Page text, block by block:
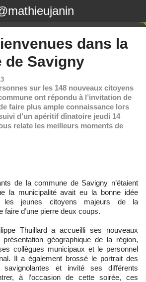
dans la
de Savigny
sur les 148 nouveaux citoyens
ont répondu à l’invitation de
faire plus ample connaissance lors
d’un apéritif dînatoire jeudi 14
relate les meilleurs moments de
la municipalité avait eu la bonne idée
les jeunes citoyens majeurs de la
faire d’une pierre deux coups.
Thuillard a accueilli ses nouveaux
géographique de la région,
collègues municipaux et le personnel
Il a également brossé le portrait des
savignolantes et invité ses différents
à l’occasion de cette soirée, ces